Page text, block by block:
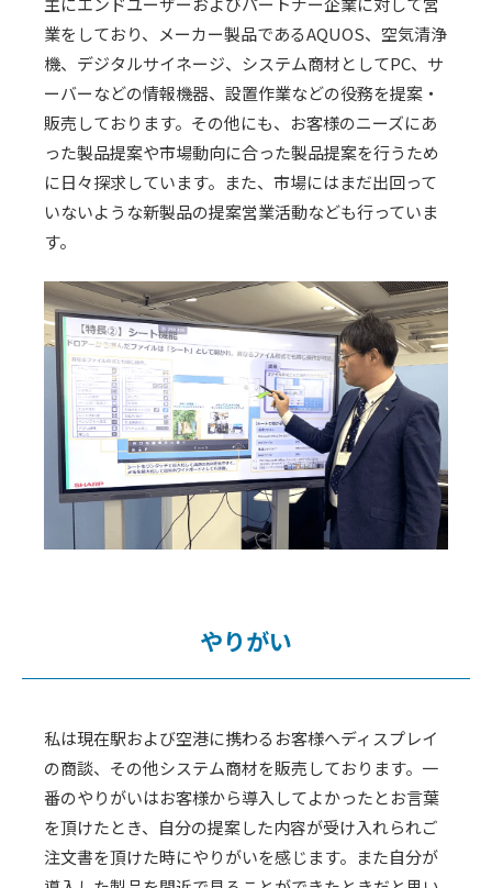
業をしており、メーカー製品であるAQUOS、空気清浄
機、デジタルサイネージ、システム商材としてPC、サ
ーバーなどの情報機器、設置作業などの役務を提案・
販売しております。その他にも、お客様のニーズにあ
った製品提案や市場動向に合った製品提案を行うため
に日々探求しています。また、市場にはまだ出回って
いないような新製品の提案営業活動なども行っていま
す。
やりがい
私は現在駅および空港に携わるお客様へディスプレイ
の商談、その他システム商材を販売しております。一
番のやりがいはお客様から導入してよかったとお言葉
を頂けたとき、自分の提案した内容が受け入れられご
注文書を頂けた時にやりがいを感じます。また自分が